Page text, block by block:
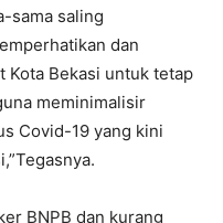
sama saling
dan
Kota Bekasi untuk tetap
meminimalisir
Covid-19 yang kini
BNPB dan kurang